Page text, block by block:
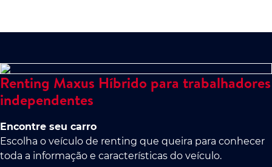
Renting Maxus Híbrido para trabalhadores
independentes
Encontre seu carro
Escolha o veículo de renting que queira para conhecer
toda a informação e características do veículo.